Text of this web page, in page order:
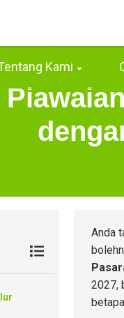
Kami
Anda
2027,